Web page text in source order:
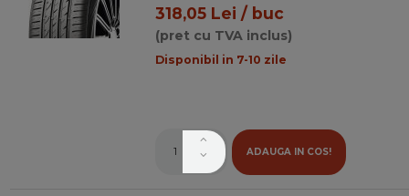
318,05 Lei / buc
(pret cu TVA inclus)
Disponibil in 7-10 zile
ADAUGA IN COS!